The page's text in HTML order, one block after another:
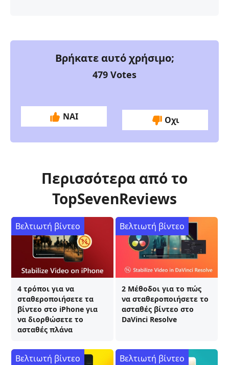
Βρήκατε αυτό χρήσιμο;
479 Votes
ΝΑΙ Οχι
Περισσότερα από το
TopSevenReviews
4 τρόποι για να
σταθεροποιήσετε τα
βίντεο στο iPhone για
να διορθώσετε το
ασταθές πλάνα
Βελτιωτή βίντεο
2 Μέθοδοι για το πώς
να σταθεροποιήσετε το
ασταθές βίντεο στο
DaVinci Resolve
Βελτιωτή βίντεο
Βελτιωτή βίντεο Βελτιωτή βίντεο